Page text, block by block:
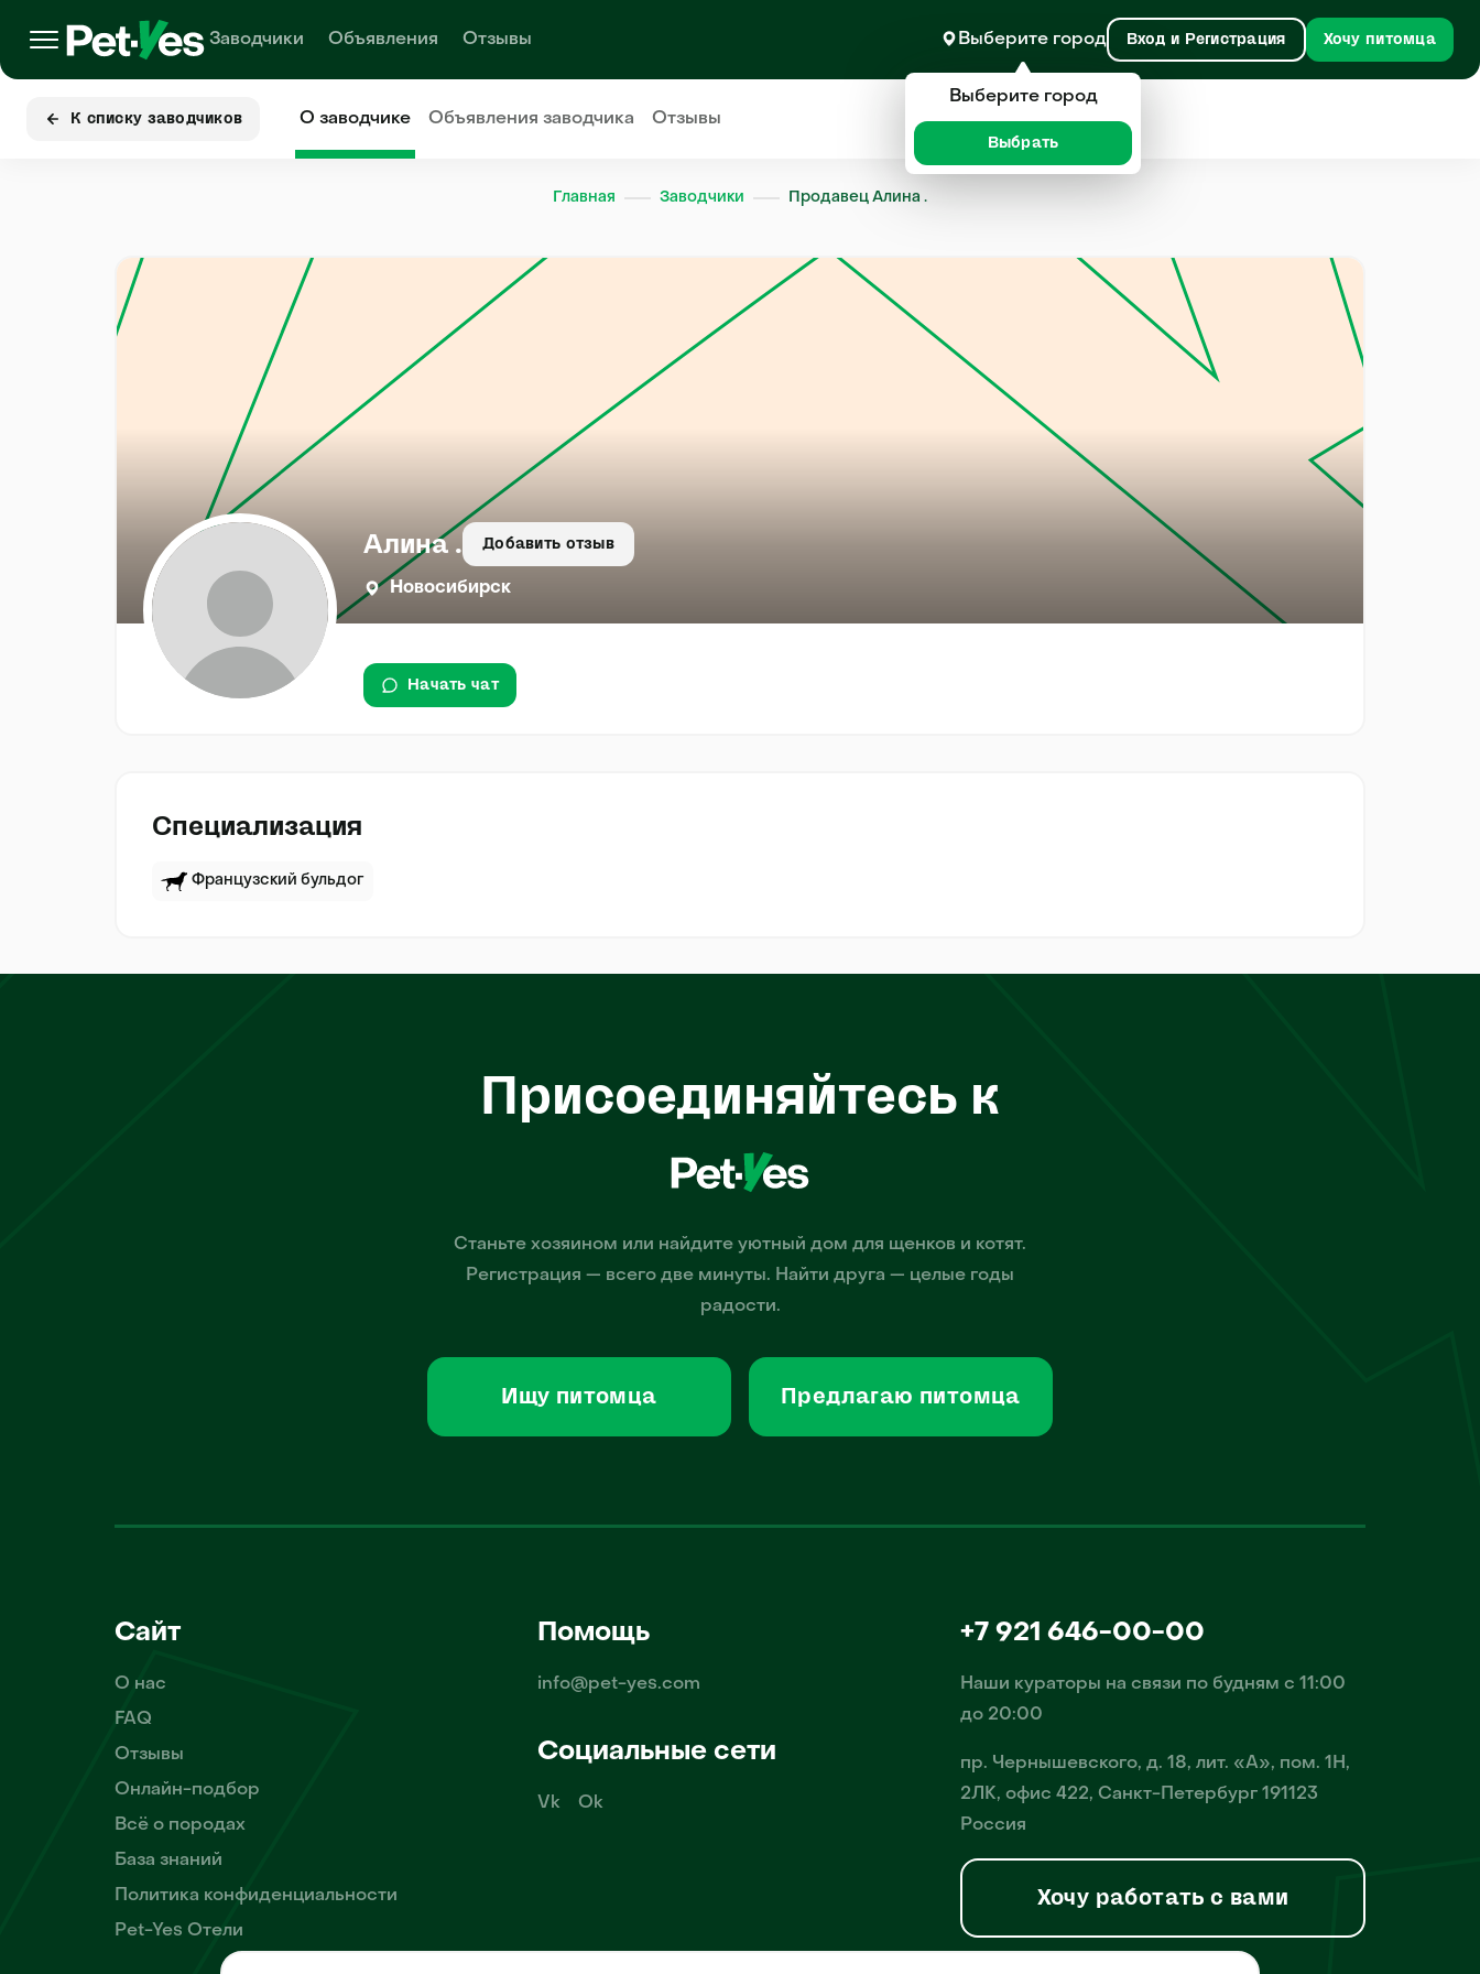
Заводчики Объявления Отзывы Выберите город Вход и Регистрация Хочу питомца
К списку заводчиков О заводчике Объявлениязаводчика Отзывы
Главная Заводчики Продавец Алина .
Алина . Добавить отзыв
Новосибирск
Начать чат
Специализация
Французский бульдог
Присоединяйтесь к
Станьте хозяином или найдите уютный дом для щенков и котят.
Регистрация — всего две минуты. Найти друга — целые годы
радости.
Ищу питомца Предлагаю питомца
Сайт
О нас
FAQ
Отзывы
Онлайн-подбор
Всё о породах
База знаний
Политика конфиденциальности
Pet-Yes Отели
Помощь
info@pet-yes.com
Социальные сети
Vk Ok
+7 921 646-00-00
Наши кураторы на связи по будням с 11:00
до 20:00
пр. Чернышевского, д. 18, лит. «А», пом. 1Н,
2ЛК, офис 422, Санкт-Петербург 191123
Россия
Хочу работать с вами
Выберите город
Выбрать